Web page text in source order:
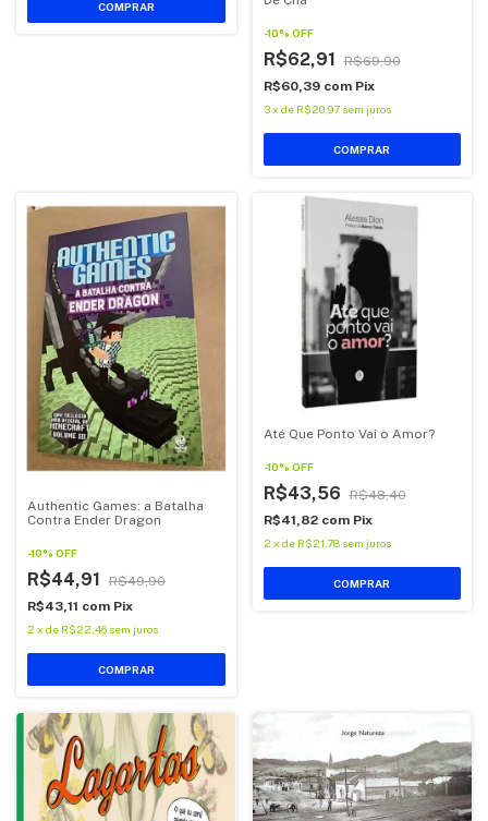
COMPRAR
-10% OFF
R$62,91
R$69,90
R$60,39 com Pix
3 x de R$20,97 sem juros
COMPRAR
Authentic Games: a Batalha
Contra Ender Dragon
-10% OFF
R$44,91
R$49,90
R$43,11 com Pix
2 x de R$22,46 sem juros
COMPRAR
Até Que Ponto Vai o Amor?
-10% OFF
R$43,56
R$48,40
R$41,82 com Pix
2 x de R$21,78 sem juros
COMPRAR